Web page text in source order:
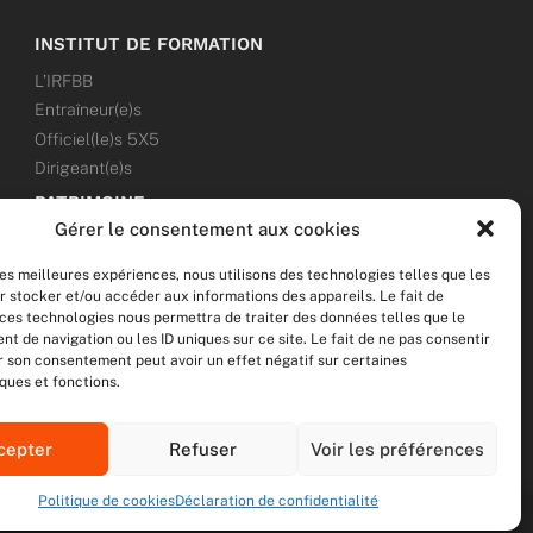
Gérer le consentement aux cookies
meilleures expériences, nous utilisons des technologies telles que les
stocker et/ou accéder aux informations des appareils. Le fait de
technologies nous permettra de traiter des données telles que le
de navigation ou les ID uniques sur ce site. Le fait de ne pas consentir
son consentement peut avoir un effet négatif sur certaines
et fonctions.
Refuser Voir les préférences
Politique de cookiesDéclaration de confidentialité
INSTITUT DE FORMATION
L’IRFBB
Entraîneur(e)s
Officiel(le)s 5X5
Dirigeant(e)s
PATRIMOINE
ÉVÉNEMENTS
NOS RÉSEAUX SOCIAUX
F
c
e
b
o
o
T
i
t
e
r
t
g
r
t
b
e